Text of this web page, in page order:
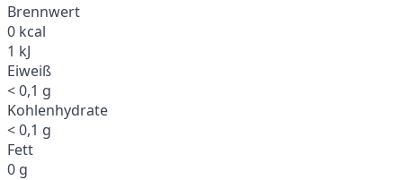
Brennwert
0 kcal
1 kJ
Eiweiß
< 0,1 g
Kohlenhydrate
< 0,1 g
Fett
0 g